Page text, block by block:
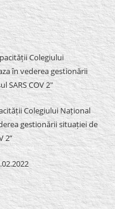
Colegiului
în vederea gestionării
SARS COV 2″
Colegiului Național
gestionării situației de
2”